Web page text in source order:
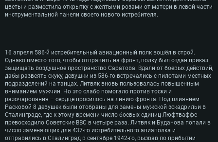
цветы и разместила открытку с желтыми розами от матери в левой части
инструментальной панели своего нового истребителя.
16 апреля 586-й истребительный авиационный полк вошёл в строй.
Однако вместо того, чтобы отправить на фронт, полку был отдан приказ
защищать воздушное пространство Саратова. Вдали от боевых действий,
дабы развеять скуку, девушки из 586-го встречались с пилотами местных
подразделений на танцах. Литвяк вновь пользовалась повышенным
вниманием мужчин. Но это слабо помогало против тоски и
разочарования – сердце просилось на линию фронта. Под влиянием
Расковой 8 девушек были отобраны для замены мужской эскадрильи в
Сталинграде, где к этому времени число боевых единиц Люфтваффе
превосходило Советские ВВС в четыре раза. Литвяк и Буданова попали в
число заменяющих для 437-го истребительного авиаполка и
отправились в Сталинград в сентябре 1942-го, вызвав по прибытии